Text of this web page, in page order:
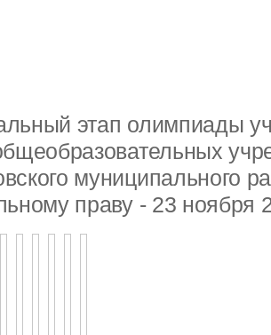
этап олимпиады
муниципального
праву - 23 ноября